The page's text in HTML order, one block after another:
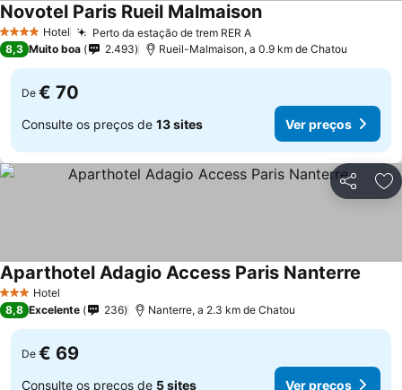
4 EstrelasHotel Perto da estação de trem RER AVer preços
Novotel Paris Rueil MalmaisonVer preços
8,3 Muito boa 2.493 Rueil-Malmaison, a 0.9 km de Chatou
De € 70
Consulte os preços de 13 sites Ver preços
Partilhar
3 EstrelasHotel
Aparthotel Adagio Access Paris Nanterre
8,8 Excelente 236 Nanterre, a 2.3 km de Chatou
De € 69
Consulte os preços de 5 sites Ver preços